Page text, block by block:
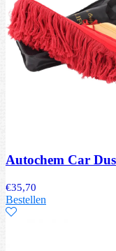
Autochem Car
€35,70
Bestellen